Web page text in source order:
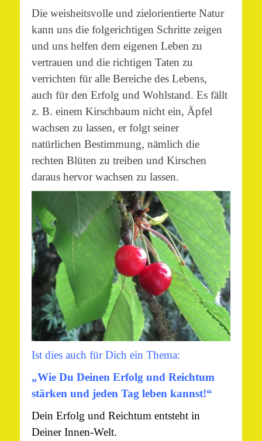
Die weisheitsvolle und zielorientierte Natur
kann uns die folgerichtigen Schritte zeigen
und uns helfen dem eigenen Leben zu
vertrauen und die richtigen Taten zu
verrichten für alle Bereiche des Lebens,
auch für den Erfolg und Wohlstand. Es fällt
z. B. einem Kirschbaum nicht ein, Äpfel
wachsen zu lassen, er folgt seiner
natürlichen Bestimmung, nämlich die
rechten Blüten zu treiben und Kirschen
daraus hervor wachsen zu lassen.
Ist dies auch für Dich ein Thema:
„Wie Du Deinen Erfolg und Reichtum
stärken und jeden Tag leben kannst!“
Dein Erfolg und Reichtum entsteht in
Deiner Innen-Welt.